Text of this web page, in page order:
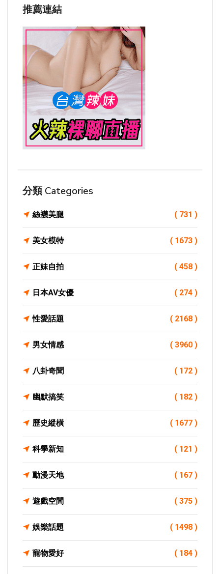
推薦連結
分類 Categories
絲襪美腿 ( 731 )
美女模特 ( 1673 )
正妹自拍 ( 458 )
日本AV女優 ( 274 )
性愛話題 ( 2168 )
男女情感 ( 3960 )
八卦奇聞 ( 172 )
幽默搞笑 ( 182 )
歷史縱橫 ( 1677 )
科學新知 ( 121 )
動漫天地 ( 167 )
遊戲空間 ( 375 )
娛樂話題 ( 1498 )
寵物愛好 ( 184 )